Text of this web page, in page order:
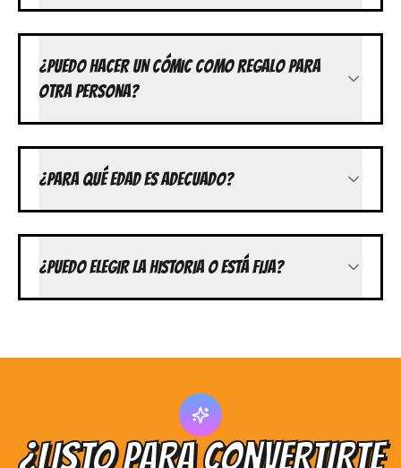
¿PUEDO HACER UN CÓMIC COMO REGALO PARA
OTRA PERSONA?
¿PARA QUÉ EDAD ES ADECUADO?
¿PUEDO ELEGIR LA HISTORIA O ESTÁ FIJA?
¿LISTO PARA CONVERTIRTE